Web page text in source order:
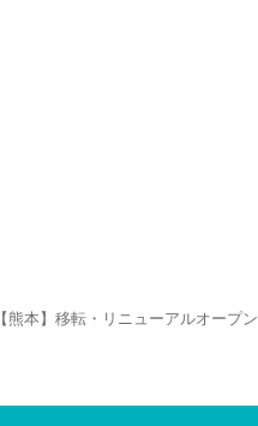
【熊本】移転・リニューアルオープン